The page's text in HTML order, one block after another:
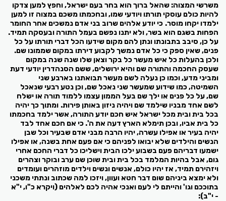
משרשי המצוה: שהאל ברוך הוא בחר בעם ישראל, וחפץ למען צדקו
להיות כולם עוסקי תורתו ויודעי שמו, ובחכמתו משכם במצוה זו למען
ילמדו יקחו מוסר. כי יודע אלהים שרוב בני אדם נמשכים אחר החומר
הפחות בשגם הוא בשר, ולא יתנו נפשם בעמל התורה ובעסקה תמיד.
על כן, סיבב בתבונתו ונתן להם מקום שידעו הכל דברי תורתו על כל
פנים, שאין ספק כי כל אדם נמשך לקבוע דירתו במקום שממונו שם.
ולכן בהעלות כל איש מעשר כל בקר וצאן שלו שנה שנה במקום
שעסק החכמה והתורה שם והיא ירושלים, ששם הסנהדרין יודעי דעת
ומביני מדע, וכמו כן נעלה לשם מעשר תבואתנו בארבע שני
השמיטה, כמו שידוע שמעשר שני נאכל שם, וכן נטע רבעי שנאכל
שם, על כל פנים או ילך שם בעל הממון עצמו ללמוד תורה או ישלח
לשם אחד מבניו שילמד שם ויהיה ניזון באותן פירות. ומתוך כך יהיה
בכל בית ובית מכל ישראל איש חכם יודע התורה, אשר ילמד בחכמתו
כל בית אביו, ובכן תימלא הארץ דעה את ה'. כי אם חכם אחד לבד
יהיה בעיר או אפילו עשרה, יהיו הרבה מבני אדם שבעיר וכל שבן
הנשים והילדים שלא יבואו לפניהם כי אם פעם אחת בשנה, או אפילו
ישמעו דבריהם פעם בשבוע ילכו הבית וישליכו כל דברי החכם אחרי
גום, אבל בהיות המלמד בכל בית ובית שוכן שם ערב ובוקר וצהרים
ויזהירם תמיד, אז יהיו כולם, אנשים ונשים וילדים מוזהרים ועומדים
ולא ימצא ביניהם שום דבר חטא ועוון, ויזכו למה שכתוב ונתתי משכני
בתוככם וגו' והייתם לי לעם ואנכי אהיה לכם לאלהים (ויקרא כ"ו, י"א
- י"ב):